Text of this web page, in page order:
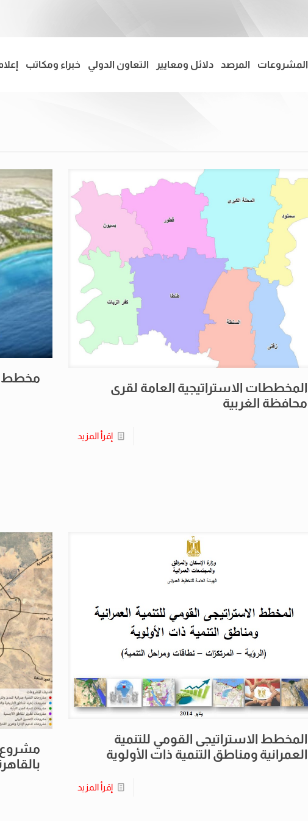
المشروعات المرصد دلائل ومعايير التعاون الدولي خبراء ومكاتب
المخططات الاستراتيجية العامة لقرى
محافظة الغربية
إقرأ المزيد
مخطط
المخطط الاستراتيجى القومي للتنمية
العمرانية ومناطق التنمية ذات الأولوية
إقرأ المزيد
مشروع